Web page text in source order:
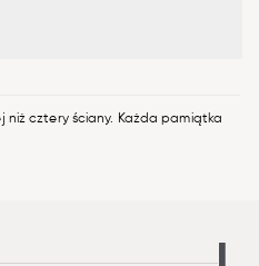
niż cztery ściany. Każda pamiątka